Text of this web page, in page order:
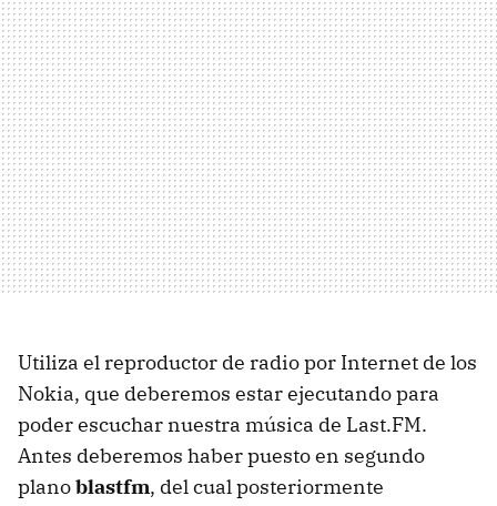
Utiliza el reproductor de radio por Internet de los
Nokia, que deberemos estar ejecutando para
poder escuchar nuestra música de Last.FM.
Antes deberemos haber puesto en segundo
planoblastfm, del cual posteriormente